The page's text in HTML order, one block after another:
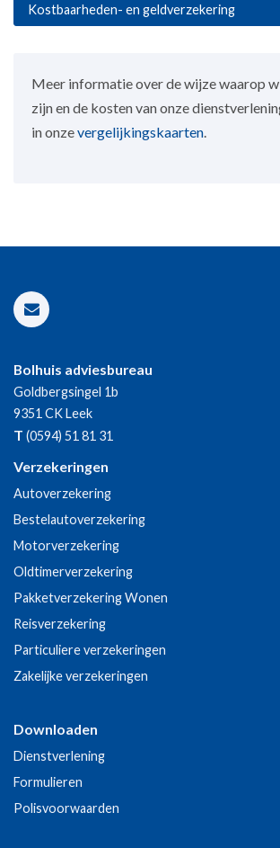
Kostbaarheden- en geldverzekering
Meer informatie over de wijze waarop
zijn en de kosten van onze
in onzevergelijkingskaarten
Bolhuis adviesbureau
Goldbergsingel 1b
9351 CKLeek
T (0594) 51 81 31
Verzekeringen
Autoverzekering
Bestelautoverzekering
Motorverzekering
Oldtimerverzekering
Pakketverzekering Wonen
Reisverzekering
Particuliere verzekeringen
Zakelijke verzekeringen
Downloaden
Dienstverlening
Formulieren
Polisvoorwaarden